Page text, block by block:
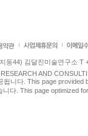
동44) 김달진미술연구소 T
AND
됩니다. This page provided
니다. This page optimized